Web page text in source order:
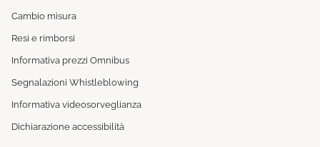
Cambio misura
Resi e rimborsi
Informativa prezzi Omnibus
Segnalazioni Whistleblowing
Informativa videosorveglianza
Dichiarazione accessibilità